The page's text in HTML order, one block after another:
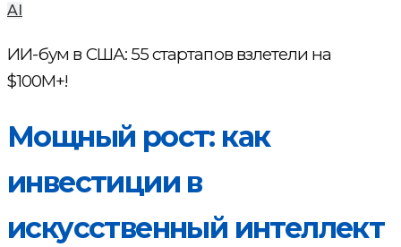
AI
ИИ-бум в США: 55 стартапов взлетели на
$100M+!
Мощный рост: как
инвестиции в
искусственный интеллект